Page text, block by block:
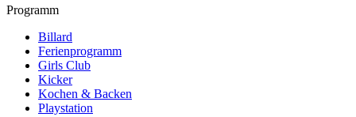
Programm
Billard
Ferienprogramm
Girls Club
Kicker
Kochen & Backen
Playstation